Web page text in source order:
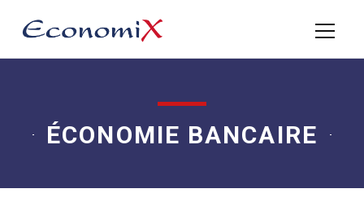
ÉCONOMIE BANCAIRE